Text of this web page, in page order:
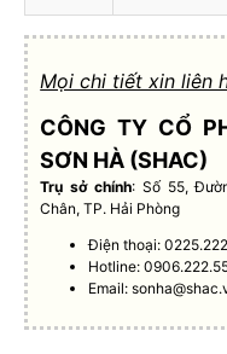
Mọi chi tiết xin liên
CÔNG TY CỔ
SƠN HÀ (SHAC)
Trụ sở chính: Số 55,
Chân, TP. Hải Phòng
Điện thoại:
Hotline:
Email: